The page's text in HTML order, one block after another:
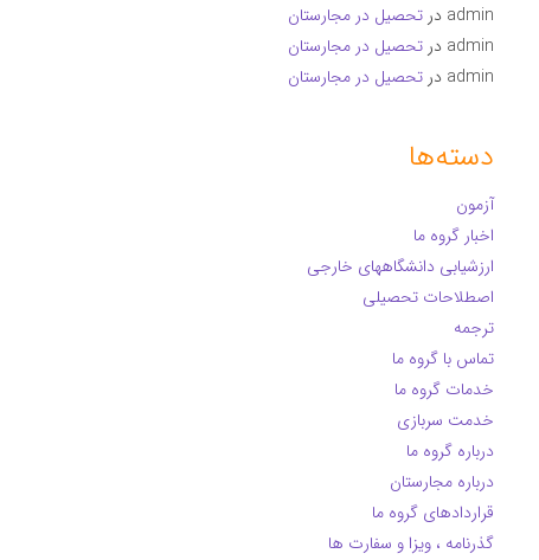
admin در تحصیل در مجارستان
admin در تحصیل در مجارستان
admin در تحصیل در مجارستان
دسته‌ها
آزمون
اخبار گروه ما
ارزشیابی دانشگاههای خارجی
اصطلاحات تحصیلی
ترجمه
تماس با گروه ما
خدمات گروه ما
خدمت سربازی
درباره گروه ما
درباره مجارستان
قراردادهای گروه ما
گذرنامه ، ویزا و سفارت ها